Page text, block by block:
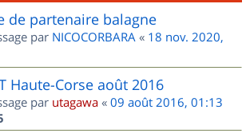
de partenaire balagne
par NICOCORBARA « 18 nov. 2020,
Haute-Corse août 2016
par utagawa « 09 août 2016, 01:13